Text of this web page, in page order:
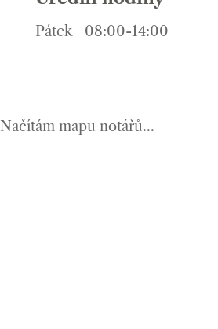
Pátek 08:00-14:00
Načítám mapu notářů...